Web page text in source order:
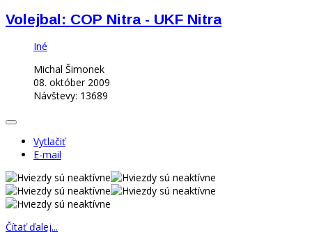
Volejbal: COP Nitra - UKF Nitra
Iné
Michal Šimonek
08. október 2009
Návštevy: 13689
Vytlačiť
E-mail
Čítať ďalej...